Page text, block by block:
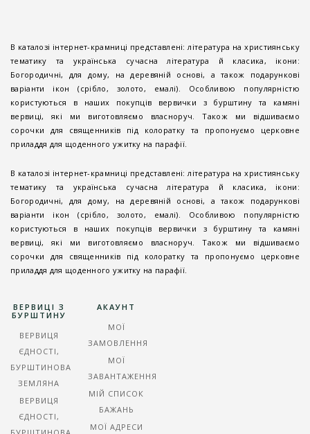
В каталозі інтернет-крамниці представлені: література на християнську
тематику та українська сучасна література й класика, ікони:
Богородичні, для дому, на деревяній основі, а також подарункові
варіанти ікон (срібло, золото, емалі). Особливою популярністю
користуються в наших покупців вервички з бурштину та камяні
вервиці, які ми виготовляємо власноруч. Також ми відшиваємо
сорочки для священників під колоратку та пропонуємо церковне
приладдя для щоденного ужитку на парафії.
В каталозі інтернет-крамниці представлені: література на християнську
тематику та українська сучасна література й класика, ікони:
Богородичні, для дому, на деревяній основі, а також подарункові
варіанти ікон (срібло, золото, емалі). Особливою популярністю
користуються в наших покупців вервички з бурштину та камяні
вервиці, які ми виготовляємо власноруч. Також ми відшиваємо
сорочки для священників під колоратку та пропонуємо церковне
приладдя для щоденного ужитку на парафії.
ВЕРВИЦІ З
БУРШТИНУ
ВЕРВИЦЯ
ЄДНОСТІ,
БУРШТИНОВА
ЗЕМЛЯНА
ВЕРВИЦЯ
ЄДНОСТІ,
АКАУНТ
МОЇ
ЗАМОВЛЕННЯ
МОЇ
ЗАВАНТАЖЕННЯ
МІЙ СПИСОК
БАЖАНЬ
МОЇ АДРЕСИ